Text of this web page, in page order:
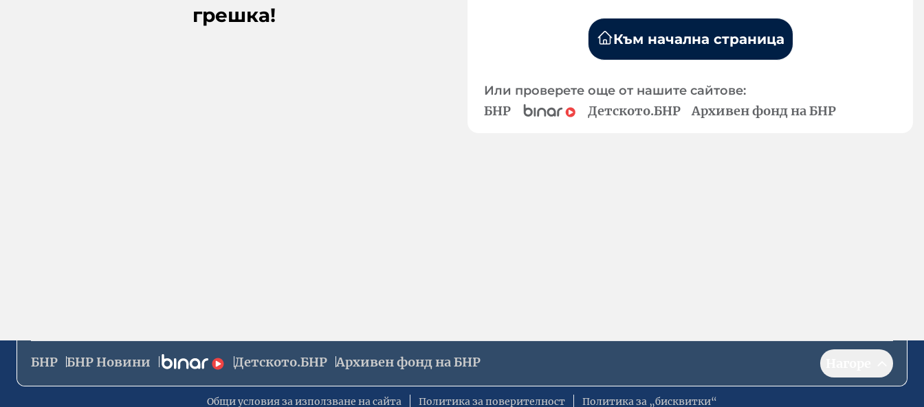
грешка!
Към начална страница
Или проверете още от нашите сайтове:
БНР Детското.БНР Архивен фонд на БНР
БНР БНР Новини Детското.БНР Архивен фонд на БНР
Общи условия за използване на сайта Политика за поверителност Политика за „бисквитки“